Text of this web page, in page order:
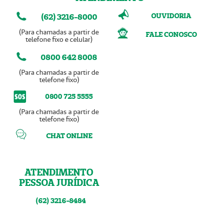
(62) 3216-8000
(Para chamadas a partir de
telefone fixo e celular)
0800 642 8008
(Para chamadas a partir de
telefone fixo)
0800 725 5555
(Para chamadas a partir de
telefone fixo)
CHAT ONLINE
ATENDIMENTO
PESSOA JURÍDICA
(62) 3216-8484
OUVIDORIA
FALE CONOSCO